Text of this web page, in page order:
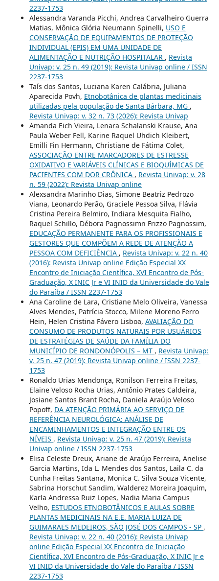
2237-1753
Alessandra Varanda Picchi, Andrea Carvalheiro Guerra
Matias, Mônica Glória Neumann Spinelli, USO E
CONSERVAÇÃO DE EQUIPAMENTOS DE PROTEÇÃO
INDIVIDUAL (EPIS) EM UMA UNIDADE DE
ALIMENTAÇÃO E NUTRIÇÃO HOSPITALAR , Revista
Univap: v. 25 n. 49 (2019): Revista Univap online / ISSN
2237-1753
Taís dos Santos, Luciana Karen Calábria, Juliana
Aparecida Povh, Etnobotânica de plantas medicinais
utilizadas pela população de Santa Bárbara, MG ,
Revista Univap: v. 32 n. 73 (2026): Revista Univap
Amanda Eich Vieira, Lenara Schalanski Krause, Ana
Paula Weber Fell, Karine Raquel Uhdich Kleibert,
Emilli Fin Hermann, Christiane de Fátima Colet,
ASSOCIAÇÃO ENTRE MARCADORES DE ESTRESSE
OXIDATIVO E VARIÁVEIS CLÍNICAS E BIOQUÍMICAS DE
PACIENTES COM DOR CRÔNICA , Revista Univap: v. 28
n. 59 (2022): Revista Univap online
Alexsandra Marinho Dias, Simone Beatriz Pedrozo
Viana, Leonardo Perão, Graciele Pessoa Silva, Flávia
Cristina Pereira Belmiro, Indiara Mesquita Fialho,
Raquel Schillo, Débora Pagnossimn Frizzo Pagnossim,
EDUCAÇÃO PERMANENTE PARA OS PROFISSIONAIS E
GESTORES QUE COMPÕEM A REDE DE ATENÇÃO A
PESSOA COM DEFICIÊNCIA , Revista Univap: v. 22 n. 40
(2016): Revista Univap online Edição Especial XX
Encontro de Iniciação Científica, XVI Encontro de Pós-
Graduação, X INIC Jr e VI INID da Universidade do Vale
do Paraíba / ISSN 2237-1753
Ana Caroline de Lara, Cristiane Melo Oliveira, Vanessa
Alves Mendes, Patrícia Stocco, Milene Moreno Ferro
Hein, Helen Cristina Fávero Lisboa, AVALIAÇÃO DO
CONSUMO DE PRODUTOS NATURAIS POR USUÁRIOS
DE ESTRATÉGIAS DE SAÚDE DA FAMÍLIA DO
MUNICÍPIO DE RONDONÓPOLIS – MT , Revista Univap:
v. 25 n. 47 (2019): Revista Univap online / ISSN 2237-
1753
Ronaldo Urias Mendonça, Ronilson Ferreira Freitas,
Elaine Veloso Rocha Urias, Antônio Prates Caldeira,
Josiane Santos Brant Rocha, Daniela Araújo Veloso
Popoff, DA ATENÇÃO PRIMÁRIA AO SERVIÇO DE
REFERÊNCIA NEUROLÓGICA: ANÁLISE DE
ENCAMINHAMENTOS E INTEGRAÇÃO ENTRE OS
NÍVEIS , Revista Univap: v. 25 n. 47 (2019): Revista
Univap online / ISSN 2237-1753
Elisa Celeste Dreux, Ariane de Araújo Ferreira, Anelise
Garcia Martins, Ida L. Mendes dos Santos, Laila C. da
Cunha Freitas Santana, Monica C. Silva Souza Vicente,
Sabrina Horschut Sandim, Walderez Moreira Joaquim,
Karla Andressa Ruiz Lopes, Nadia Maria Campus
Velho, ESTUDOS ETNOBOTÂNICOS E AULAS SOBRE
PLANTAS MEDICINAIS NA E.E. MARIA LUIZA DE
GUIMARAES MEDEIROS, SÃO JOSÉ DOS CAMPOS - SP ,
Revista Univap: v. 22 n. 40 (2016): Revista Univap
online Edição Especial XX Encontro de Iniciação
Científica, XVI Encontro de Pós-Graduação, X INIC Jr e
VI INID da Universidade do Vale do Paraíba / ISSN
2237-1753